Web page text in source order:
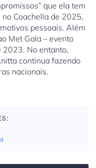
que ela tem
Coachella de 2025,
pessoais. Além
Met Gala – evento
No entanto,
continua fazendo
nacionais.